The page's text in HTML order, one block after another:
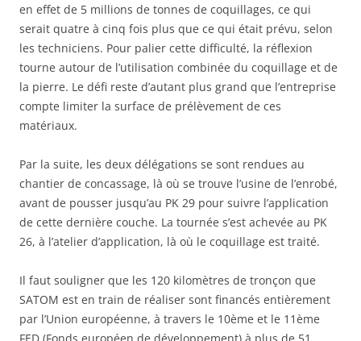
en effet de 5 millions de tonnes de coquillages, ce qui
serait quatre à cinq fois plus que ce qui était prévu, selon
les techniciens. Pour palier cette difficulté, la réflexion
tourne autour de l’utilisation combinée du coquillage et de
la pierre. Le défi reste d’autant plus grand que l’entreprise
compte limiter la surface de prélèvement de ces
matériaux.
Par la suite, les deux délégations se sont rendues au
chantier de concassage, là où se trouve l’usine de l’enrobé,
avant de pousser jusqu’au PK 29 pour suivre l’application
de cette dernière couche. La tournée s’est achevée au PK
26, à l’atelier d’application, là où le coquillage est traité.
Il faut souligner que les 120 kilomètres de tronçon que
SATOM est en train de réaliser sont financés entièrement
par l’Union européenne, à travers le 10ème et le 11ème